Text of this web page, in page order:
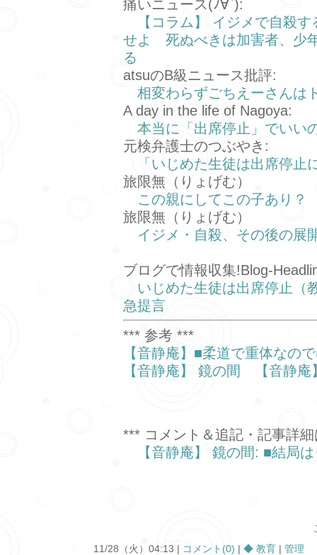
痛いニュース(ﾉ∀`):
【コラム】 イジメで自殺
せよ 死ぬべきは加害者、少
る
atsuのB級ニュース批評:
相変わらずごちえーさんは
A day in the life of Nagoya:
本当に「出席停止」でいい
元検弁護士のつぶやき:
「いじめた生徒は出席停止
旅限無（りょげむ）
この親にしてこの子あり
旅限無（りょげむ）
イジメ・自殺、その後の
ブログで情報収集!Blog-
いじめた生徒は出席停止（
急提言
*** 参考 ***
【音静庵】■柔道で重体なの
【音静庵】 鏡の間
【音静
*** コメント＆追記・記事詳
【音静庵】 鏡の間: ■結局
11/28（火）04:13 | コメント(0) | ◆ 教育 | 管理